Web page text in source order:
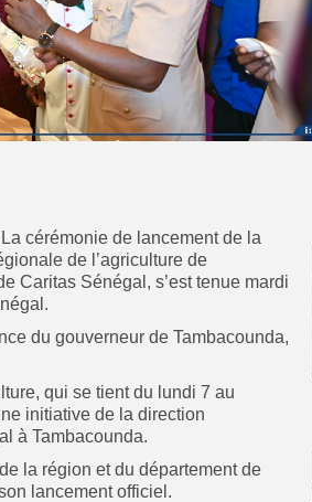
cérémonie de lancement de la
de l’agriculture de
Caritas Sénégal, s’est tenue mardi
du gouverneur de Tambacounda,
qui se tient du lundi 7 au
initiative de la direction
à Tambacounda.
la région et du département de
lancement officiel.